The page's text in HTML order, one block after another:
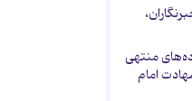
منتهی
امام